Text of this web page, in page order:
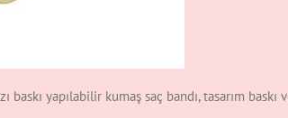
baskı yapılabilir kumaş saç bandı, tasarım baskı